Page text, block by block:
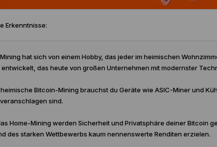
Erkenntnisse:
hat sich von einem Hobby, das jeder im heimischen
das heute von großen Unternehmen mit modernster
heimische Bitcoin-Mining brauchst du Geräte wie ASIC-Miner und
sind.
Home-Mining werden Sicherheit und Privatsphäre deiner Bitcoin
des starken Wettbewerbs kaum nennenswerte Renditen erzielen.